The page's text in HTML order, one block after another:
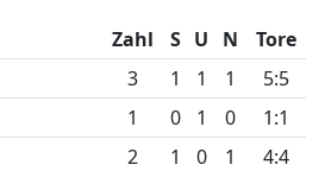
Zahl S U N
Tore
3 1 1 1
5:5
1 0 1 0
1:1
2 1 0 1
4:4